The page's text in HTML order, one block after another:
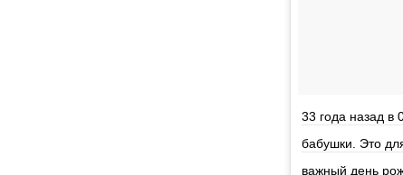
33 года назад
бабушки. Это
важный день